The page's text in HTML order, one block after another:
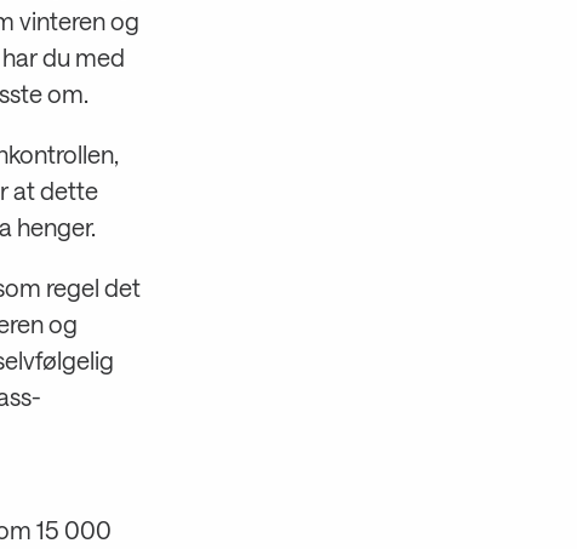
vinteren og
du med
om.
at dette
henger.
regel det
og
15 000